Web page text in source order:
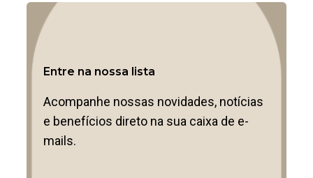
Entre na nossa lista
Acompanhe nossas novidades, notícias
e benefícios direto na sua caixa de e-
mails.